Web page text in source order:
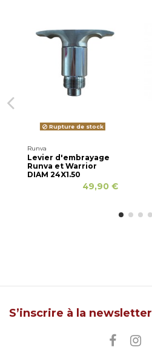
Rupture de stock
Runva
Levier d'embrayage
Runva et Warrior
DIAM 24X1.50
49,90 €
S’inscrire à la newsletter